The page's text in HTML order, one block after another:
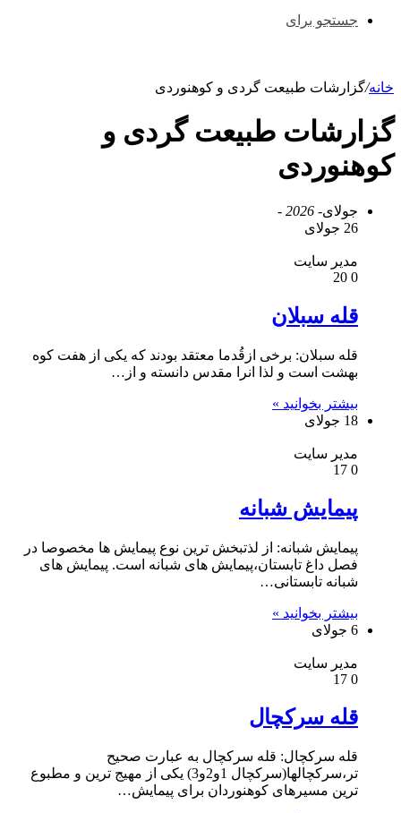
جستجو برای
خانه/گزارشات طبیعت گردی و کوهنوردی
گزارشات طبیعت گردی و
کوهنوردی
جولای- 2026 -
26 جولای
مدیر سایت
0
قله سبلان
قله سبلان: برخی ازقُدما معتقد بودند که یکی از هفت کوه
بهشت است و لذا انرا مقدس دانسته و از…
بیشتر بخوانید »
18 جولای
مدیر سایت
0
پیمایش شبانه
پیمایش شبانه: از لذتبخش ترین نوع پیمایش ها مخصوصا در
فصل داغ تابستان،پیمایش های شبانه است. پیمایش های
شبانه تابستانی…
بیشتر بخوانید »
6 جولای
مدیر سایت
0
قله سرکچال
قله سرکچال: قله سرکچال به عبارت صحیح
تر،سرکچالها(سرکچال 1و2و3) یکی از مهیج ترین و مطبوع
ترین مسیرهای کوهنوردان برای پیمایش…